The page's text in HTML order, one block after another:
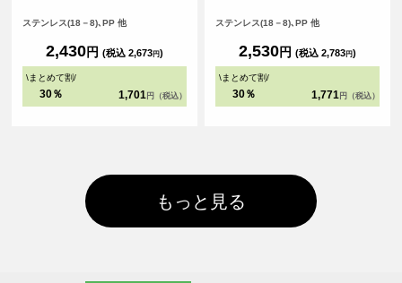
に。見た目以上にスタイリッシュで
ステンレス(18－8)､PP 他
2,430円 (税込 2,673円)
\まとめて割/
30％ 1,701 円（税込）
オリジナルグッズがご制作いただけ
ステンレス(18－8)､PP 他
2,530円 (税込 2,783円)
\まとめて割/
30％ 1,771 円（税込）
もっと見る